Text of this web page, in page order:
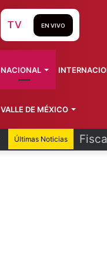
Últimas Noticias
TV EN VIVO
NACIONAL
VALLE DE MÉXICO